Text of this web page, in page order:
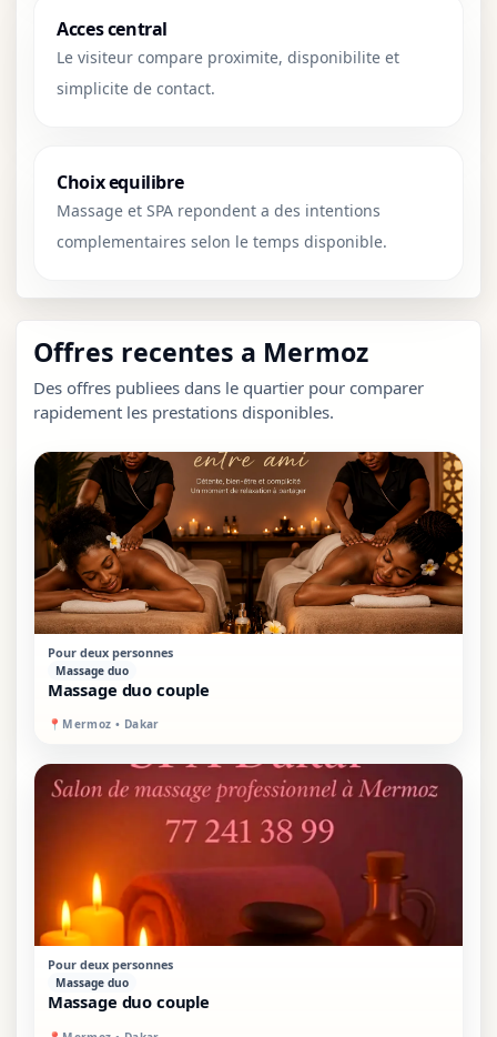
Acces central
Le visiteur compare proximite, disponibilite et
simplicite de contact.
Choix equilibre
Massage et SPA repondent a des intentions
complementaires selon le temps disponible.
Offres recentes a Mermoz
Des offres publiees dans le quartier pour comparer
rapidement les prestations disponibles.
VIP SUR PLACE
Massage duo couple
Pour deux personnes
Massage duo
📍 Mermoz • Dakar
PROMO SUR PLACE
Massage duo couple
Pour deux personnes
Massage duo